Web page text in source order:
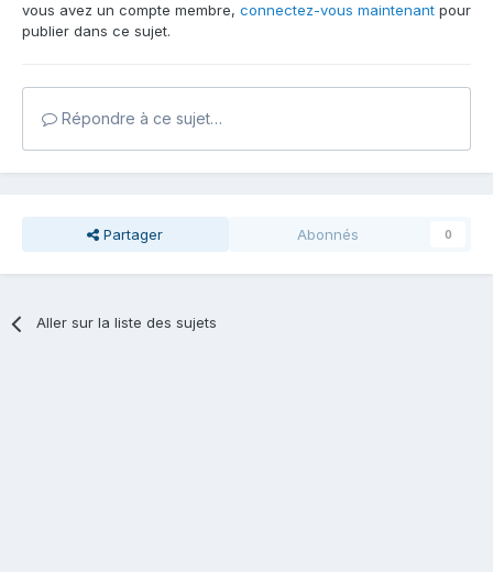
vous avez un compte membre, connectez-vous maintenant pour
publier dans ce sujet.
Répondre à ce sujet…
Partager Abonnés 0
Aller sur la liste des sujets